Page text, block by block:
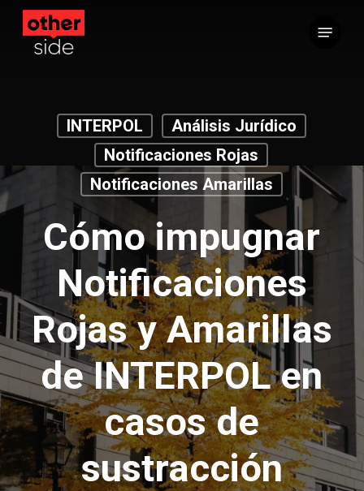
Saltar
contenido
INTERPOL
Análisis Jurídico
Notificaciones Rojas
Notificaciones Amarillas
Cómo impugnar
Notificaciones
Rojas y Amarillas
de INTERPOL en
casos de
sustracción